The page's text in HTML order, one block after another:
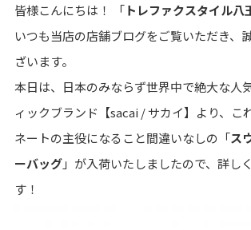
皆様こんにちは！ 「トレファクスタイル八
いつも当店の店舗ブログをご覧いただき、
ざいます。
本日は、日本のみならず世界中で絶大な人
ィックブランド【sacai / サカイ】より、こ
ネートの主役になること間違いなしの「ス
ーバッグ」が入荷いたしましたので、詳し
す！